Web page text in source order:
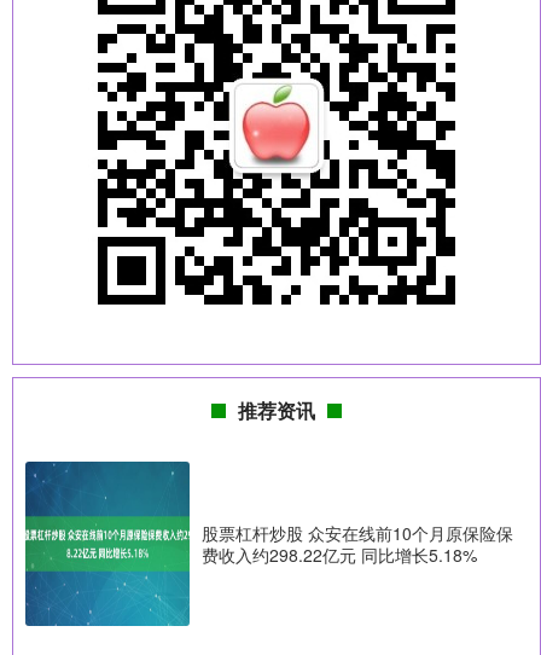
推荐资讯
股票杠杆炒股 众安在线前10个月原保险保
费收入约298.22亿元 同比增长5.18%